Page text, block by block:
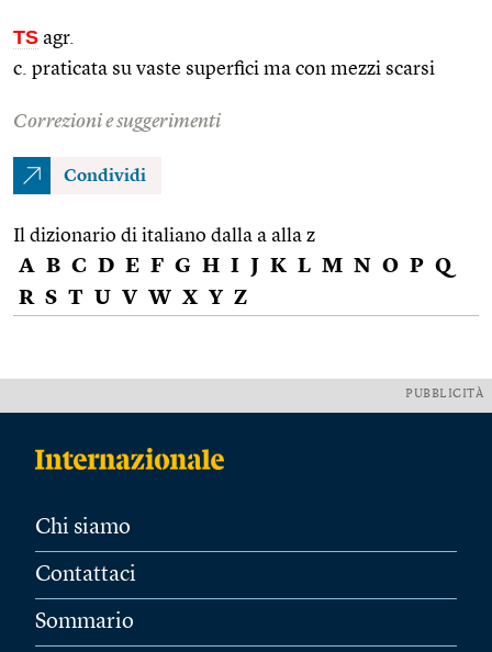
TS agr.
c. praticata su vaste superfici ma con mezzi scarsi
Correzioni e suggerimenti
Condividi
Il dizionario di italiano dalla a alla z
A B C D E F G H I J K L M N O P Q
R S T U V W X Y Z
PUBBLICITÀ
Chi siamo
Contattaci
Sommario